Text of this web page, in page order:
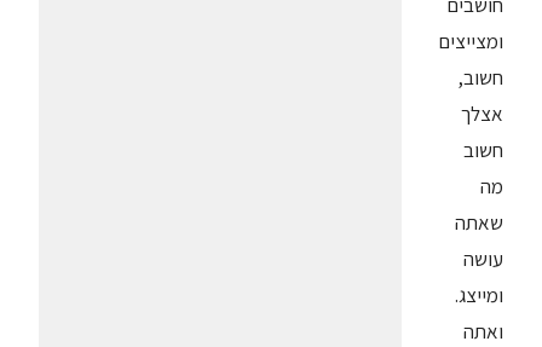
ומצייצים
חשוב,
אצלך
חשוב
מה
שאתה
עושה
ומייצג.
ואתה